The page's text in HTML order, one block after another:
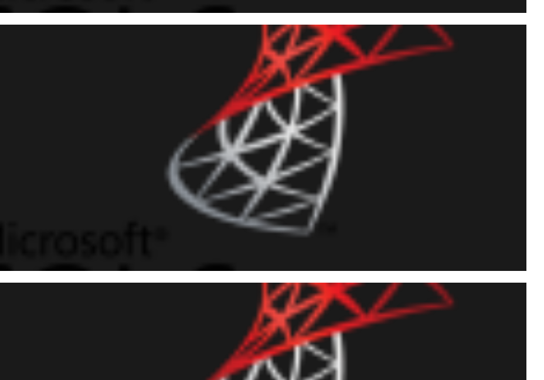
SQL Server - Como executar scripts PowerShell e Prompt-
DOS (MS-DOS) utilizando CLR (C#)
SQL Server - Como exportar o código-fonte de todas as
Stored Procedures, Functions, Views e Triggers de um
database para arquivos .sql